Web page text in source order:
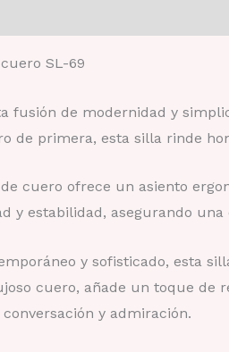
SL-69
fusión de modernidad y
de primera, esta silla rinde
cuero ofrece un asiento
y estabilidad, asegurando
y sofisticado, esta
cuero, añade un toque de
y admiración.